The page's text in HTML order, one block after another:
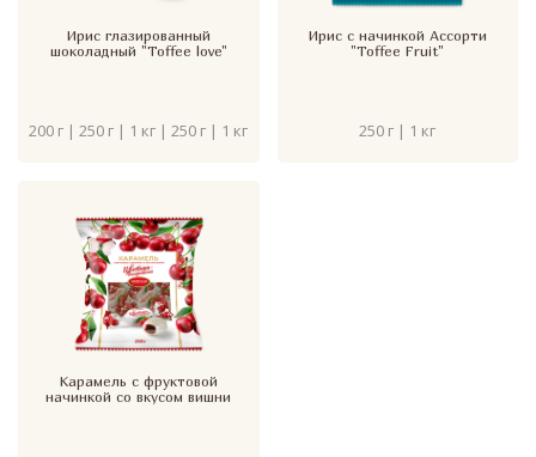
Ирис глазированный
шоколадный "Toffee love"
200 г | 250 г | 1 кг | 250 г | 1 кг
Ирис с начинкой Ассорти
"Toffee Fruit"
250 г | 1 кг
Карамель с фруктовой
начинкой со вкусом вишни